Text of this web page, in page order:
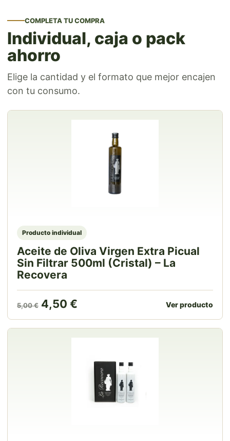
COMPLETA TU COMPRA
Individual, caja o pack
ahorro
Elige la cantidad y el formato que mejor encajen
con tu consumo.
Producto individual
Aceite de Oliva Virgen Extra Picual
Sin Filtrar 500ml (Cristal) – La
Recovera
5,00€ El precio original era: 5,00 €.
4,50 € El precio actual es: 4,50 €.
Ver producto